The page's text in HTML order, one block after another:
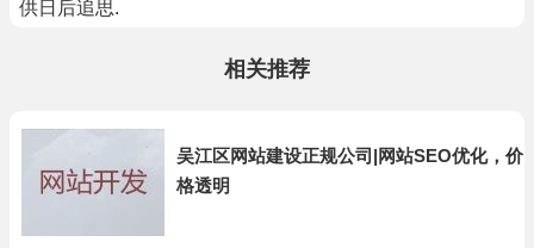
供日后追思.
相关推荐
吴江区网站建设正规公司|网站SEO优化，价
格透明